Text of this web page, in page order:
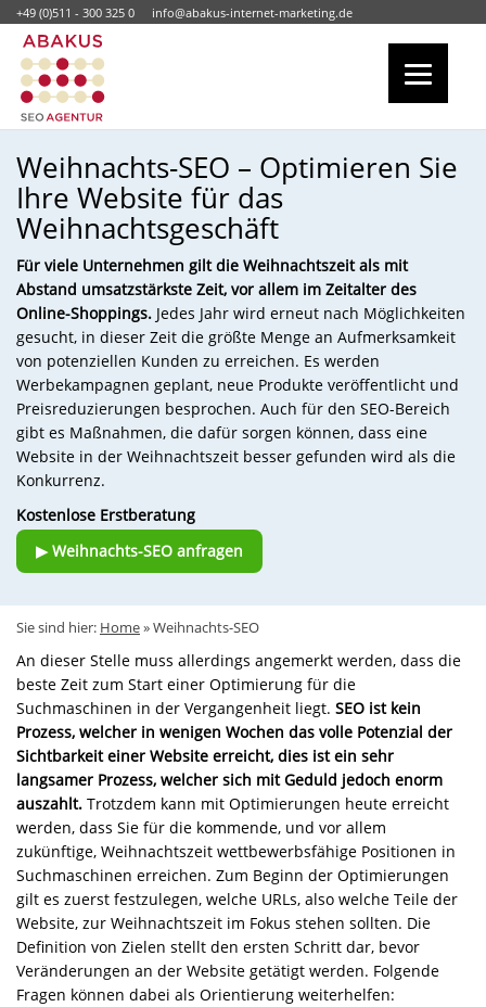
+49 (0)511 - 300 325 0 info@abakus-internet-marketing.de
Weihnachts-SEO – Optimieren Sie
Ihre Website für das
Weihnachtsgeschäft
Für viele Unternehmen gilt die Weihnachtszeit als mit
Abstand umsatzstärkste Zeit, vor allem im Zeitalter des
Online-Shoppings. Jedes Jahr wird erneut nach Möglichkeiten
gesucht, in dieser Zeit die größte Menge an Aufmerksamkeit
von potenziellen Kunden zu erreichen. Es werden
Werbekampagnen geplant, neue Produkte veröffentlicht und
Preisreduzierungen besprochen. Auch für den SEO-Bereich
gibt es Maßnahmen, die dafür sorgen können, dass eine
Website in der Weihnachtszeit besser gefunden wird als die
Konkurrenz.
Kostenlose Erstberatung
▶ Weihnachts-SEO anfragen
Sie sind hier: Home»Weihnachts-SEO
An dieser Stelle muss allerdings angemerkt werden, dass die
beste Zeit zum Start einer Optimierung für die
Suchmaschinen in der Vergangenheit liegt. SEO ist kein
Prozess, welcher in wenigen Wochen das volle Potenzial der
Sichtbarkeit einer Website erreicht, dies ist ein sehr
langsamer Prozess, welcher sich mit Geduld jedoch enorm
auszahlt. Trotzdem kann mit Optimierungen heute erreicht
werden, dass Sie für die kommende, und vor allem
zukünftige, Weihnachtszeit wettbewerbsfähige Positionen in
Suchmaschinen erreichen. Zum Beginn der Optimierungen
gilt es zuerst festzulegen, welche URLs, also welche Teile der
Website, zur Weihnachtszeit im Fokus stehen sollten. Die
Definition von Zielen stellt den ersten Schritt dar, bevor
Veränderungen an der Website getätigt werden. Folgende
Fragen können dabei als Orientierung weiterhelfen: